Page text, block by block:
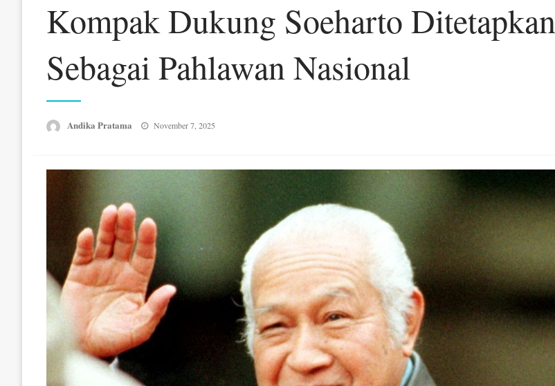
Kompak Dukung Soeharto Ditetapkan
Sebagai Pahlawan Nasional
Andika Pratama
Posted
November 7, 2025